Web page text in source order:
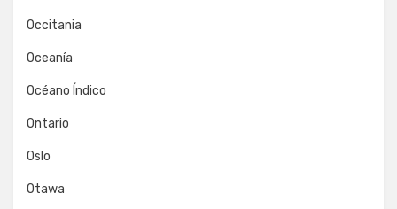
Occitania
Oceanía
Océano Índico
Ontario
Oslo
Otawa